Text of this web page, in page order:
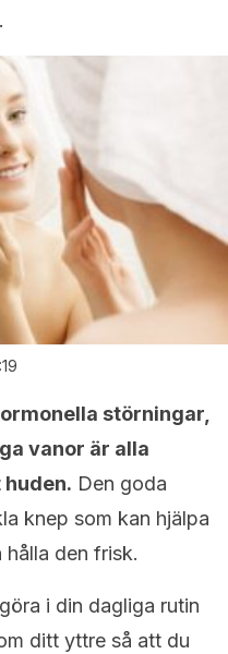
störningar,
vanor är alla
Den goda
knep som kan hjälpa
den frisk.
i din dagliga rutin
ditt yttre så att du